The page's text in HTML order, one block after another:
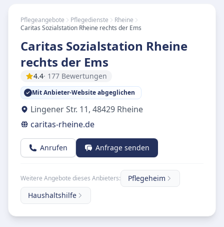
Pflegeangebote Pflegedienste
Rheine
Caritas Sozialstation Rheine rechts der Ems
Caritas Sozialstation Rheine
rechts der Ems
4.4· 177 Bewertungen
Mit Anbieter-Website abgeglichen
Lingener Str. 11, 48429 Rheine
caritas-rheine.de
Anrufen Anfrage senden
Weitere Angebote dieses Anbieters:
Pflegeheim
Haushaltshilfe